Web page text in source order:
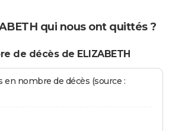
qui nous ont quittés ?
de décès de ELIZABETH
en nombre de décès (source :